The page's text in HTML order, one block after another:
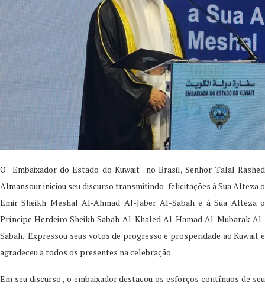
O Embaixador do Estado do Kuwait no Brasil, Senhor Talal Rashed
Almansour iniciou seu discurso transmitindo felicitações à Sua Alteza o
Emir Sheikh Meshal Al-Ahmad Al-Jaber Al-Sabah e à Sua Alteza o
Príncipe Herdeiro Sheikh Sabah Al-Khaled Al-Hamad Al-Mubarak Al-
Sabah. Expressou seus votos de progresso e prosperidade ao Kuwait e
agradeceu a todos os presentes na celebração.
Em seu discurso , o embaixador destacou os esforços contínuos de seu